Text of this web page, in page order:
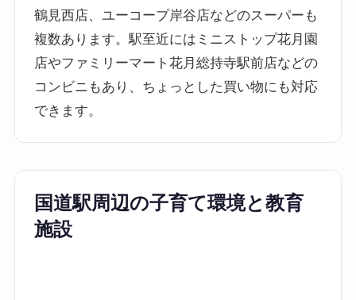
鶴見西店、ユーコープ岸谷店などのスーパーも
複数あります。駅至近にはミニストップ花月園
店やファミリーマート花月総持寺駅前店などの
コンビニもあり、ちょっとした買い物にも対応
できます。
国道駅周辺の子育て環境と教育
施設